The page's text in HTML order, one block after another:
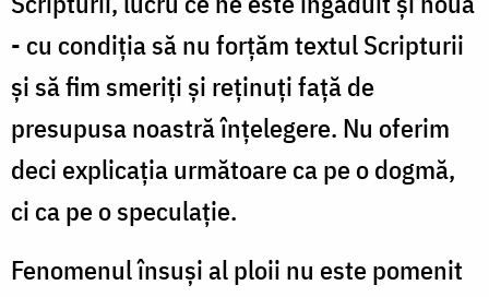
- cu condiţia să nu forţăm textul Scripturii
şi să fim smeriţi şi reţinuţi faţă de
presupusa noastră înţelegere. Nu oferim
deci explicaţia următoare ca pe o dogmă,
ci ca pe o speculaţie.
Fenomenul însuşi al ploii nu este pomenit